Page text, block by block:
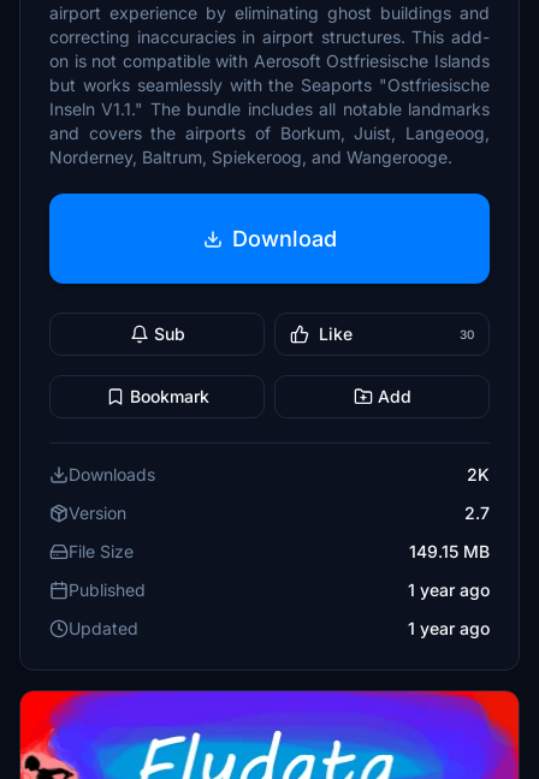
airport experience by eliminating ghost buildings and
correcting inaccuracies in airport structures. This add-
on is not compatible with Aerosoft Ostfriesische Islands
but works seamlessly with the Seaports "Ostfriesische
Inseln V1.1." The bundle includes all notable landmarks
and covers the airports of Borkum, Juist, Langeoog,
Norderney, Baltrum, Spiekeroog, and Wangerooge.
Download
Sub Like 30
Bookmark Add
Downloads
2K
Version
2.7
File Size
149.15 MB
Published
1 year ago
Updated
1 year ago